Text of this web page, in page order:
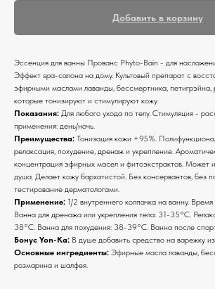
Добавить в корзину
Эссенция для ванны Прованс Phyto-Bain - для
Эффект spa-салона на дому. Культовый препарат с
эфирными маслами лаванды, бессмертника,
которые тонизируют и стимулируют кожу.
Показания: Для любого ухода по телу. Стимуляция -
применения: день/ночь.
Преимущества: Тонизация кожи +95%.
релаксация, похудение, дренаж и укрепление.
концентрация эфирных масел и фитоэкстрактов. Может
душа. Делает кожу бархатистой. Без консервантов, без
тестирование дерматологами.
Применение: 1/2 внутреннего колпачка на ванну.
Ванна для дренажа или укрепления тела: 31-35°С.
38°С. Ванна для похудения: 38-39°С. Ванна после
Бонус Yon-Ka: В душе добавить средство на варежку
Основные ингредиенты: Эфирные масла лаванды,
розмарина и шалфея.